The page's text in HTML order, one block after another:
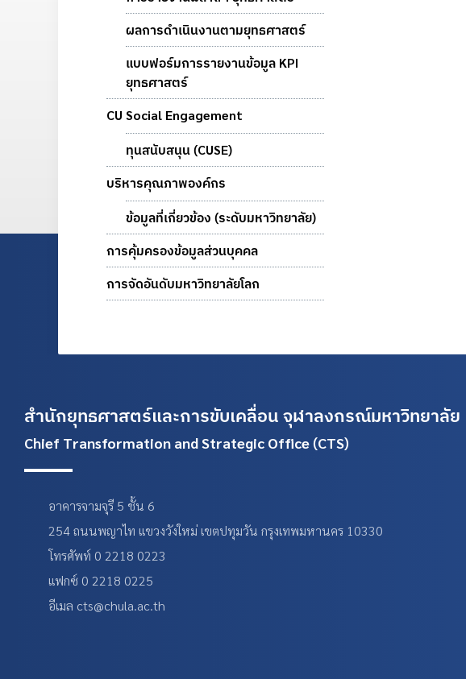
ผลการดำเนินงานตามยุทธศาสตร์
แบบฟอร์มการรายงานข้อมูล KPI
ยุทธศาสตร์
CU Social Engagement
ทุนสนับสนุน (CUSE)
บริหารคุณภาพองค์กร
ข้อมูลที่เกี่ยวข้อง (ระดับมหาวิทยาลัย)
การคุ้มครองข้อมูลส่วนบุคคล
การจัดอันดับมหาวิทยาลัยโลก
สำนักยุทธศาสตร์และการขับเคลื่อน จุฬาลงกรณ์มหาวิทยาลัย
Chief Transformation and Strategic Office (CTS)
อาคารจามจุรี 5 ชั้น 6
254 ถนนพญาไท แขวงวังใหม่ เขตปทุมวัน กรุงเทพมหานคร 10330
โทรศัพท์ 0 2218 0223
แฟกซ์ 0 2218 0225
อีเมล cts@chula.ac.th